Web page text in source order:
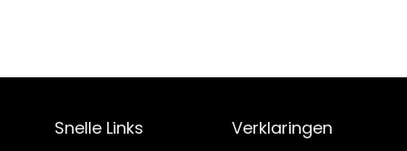
Snelle Links Verklaringen